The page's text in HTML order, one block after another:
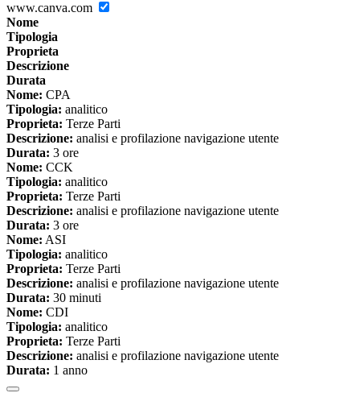
www.canva.com
Nome
Tipologia
Proprieta
Descrizione
Durata
Nome: CPA
Tipologia: analitico
Proprieta: Terze Parti
Descrizione: analisi e profilazione navigazione utente
Durata: 3 ore
Nome: CCK
Tipologia: analitico
Proprieta: Terze Parti
Descrizione: analisi e profilazione navigazione utente
Durata: 3 ore
Nome: ASI
Tipologia: analitico
Proprieta: Terze Parti
Descrizione: analisi e profilazione navigazione utente
Durata: 30 minuti
Nome: CDI
Tipologia: analitico
Proprieta: Terze Parti
Descrizione: analisi e profilazione navigazione utente
Durata: 1 anno